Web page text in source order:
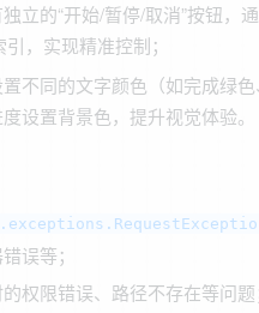
立的“开始/暂停/取消”按钮，
，实现精准控制；
不同的文字颜色（如完成绿
设置背景色，提升视觉体验。
误等；
权限错误、路径不存在等问